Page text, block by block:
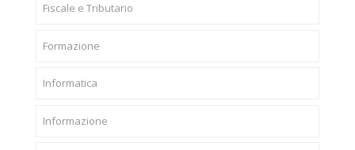
Fiscale e Tributario
Formazione
Informatica
Informazione